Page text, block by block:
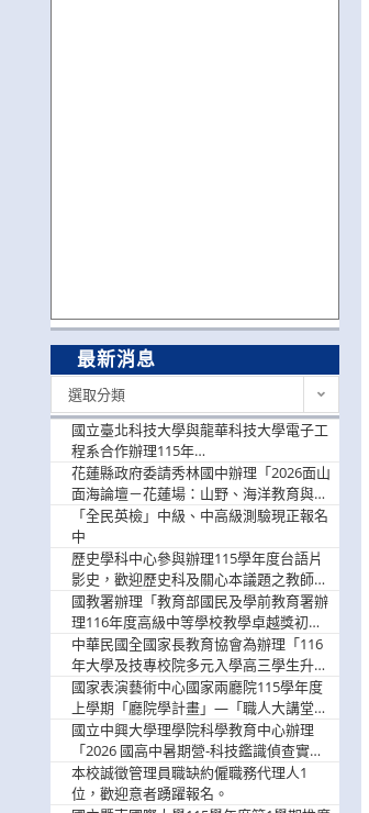
最新消息
選取分類
國立臺北科技大學與龍華科技大學電子工
程系合作辦理115年
「115.08.10~08.12「AI賦能應用於智慧半
導體研習營」，歡迎學生踴躍報名參加
花蓮縣政府委請秀林國中辦理「2026面山
面海論壇－花蓮場：山野、海洋教育與戶
外安全實務課程」，歡迎踴躍報名參加
「全民英檢」中級、中高級測驗現正報名
中
歷史學科中心參與辦理115學年度台語片
影史，歡迎歷史科及關心本議題之教師踴
躍報名參加
國教署辦理「教育部國民及學前教育署辦
理116年度高級中等學校教學卓越獎初選
實施計畫」，鼓勵教師踴躍報名
中華民國全國家長教育協會為辦理「116
年大學及技專校院多元入學高三學生升學
輔導家長說明會」
國家表演藝術中心國家兩廳院115學年度
上學期「廳院學計畫」—「職人大講堂」
及「一日體驗課程」，鼓勵踴躍報名參
與。
國立中興大學理學院科學教育中心辦理
「2026 國高中暑期營-科技鑑識偵查實戰
營」活動資訊，鼓勵學生踴躍報名參加。
本校誠徵管理員職缺約僱職務代理人1
位，歡迎意者踴躍報名。